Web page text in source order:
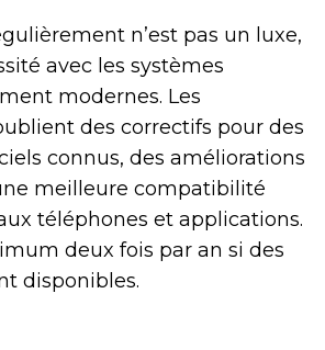
n’est pas un luxe,
avec les systèmes
modernes. Les
des correctifs pour des
connus, des améliorations
meilleure compatibilité
téléphones et applications.
deux fois par an si des
disponibles.